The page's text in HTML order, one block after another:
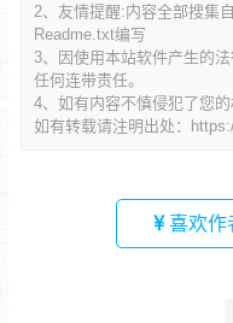
2、友情提醒:内容全部搜集
Readme.txt编写
3、因使用本站软件产生的
任何连带责任。
4、如有内容不慎侵犯了您
如有转载请注明出处：
喜欢作